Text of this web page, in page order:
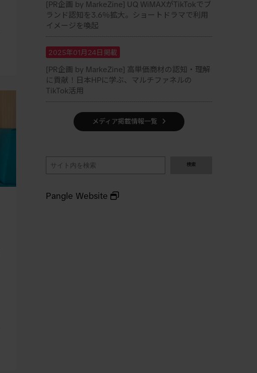
[PR企画 by MarkeZine] UQ WiMAXがTikTokでブ
ランド認知を3.6％拡大。ショートドラマで利用
イメージを喚起
2025年01月24日掲載
[PR企画 by MarkeZine] 高単価商材の認知・理解
に貢献！日本HPに学ぶ、マルチファネルの
TikTok活用
メディア掲載情報一覧
検索
Pangle Website